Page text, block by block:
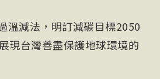
溫減法，明訂減碳目標2050
現台灣善盡保護地球環境的